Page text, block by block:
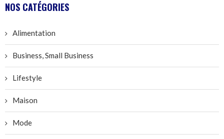
NOS CATÉGORIES
Alimentation
Business, Small Business
Lifestyle
Maison
Mode